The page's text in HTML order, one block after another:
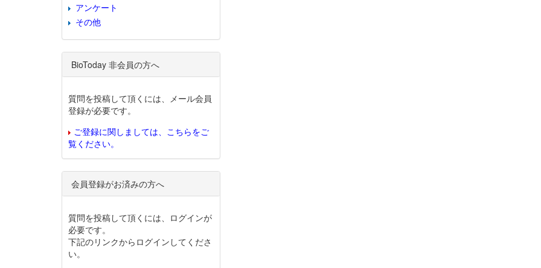
アンケート
その他
BioToday 非会員の方へ
質問を投稿して頂くには、メール会員
登録が必要です。
ご登録に関しましては、こちらをご
覧ください。
会員登録がお済みの方へ
質問を投稿して頂くには、ログインが
必要です。
下記のリンクからログインしてくださ
い。